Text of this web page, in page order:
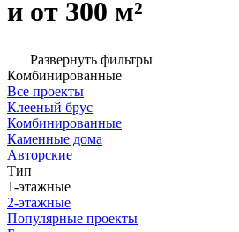
и от 300 м²
Развернуть фильтры
Комбинированные
Все проекты
Клееный брус
Комбинированные
Каменные дома
Авторские
Тип
1-этажные
2-этажные
Популярные проекты